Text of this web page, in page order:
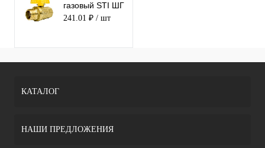
газовый STI ШГ
бабочка 15
241.01 ₽ / шт
КАТАЛОГ
НАШИ ПРЕДЛОЖЕНИЯ